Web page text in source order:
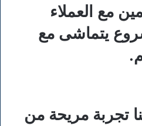
مع العملاء
يتماشى مع
تجربة مريحة من